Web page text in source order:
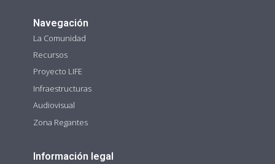
Navegación
La Comunidad
Recursos
Proyecto LIFE
Infraestructuras
Audiovisual
Zona Regantes
Información legal